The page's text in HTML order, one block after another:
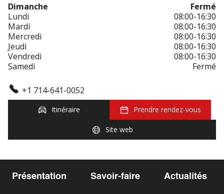
Dimanche
Fermé
Lundi
08:00-16:30
Mardi
08:00-16:30
Mercredi
08:00-16:30
Jeudi
08:00-16:30
Vendredi
08:00-16:30
Samedi
Fermé
+1 714-641-0052
Itinéraire Prendre rendez-vous
Site web
Présentation Savoir-faire Actualités